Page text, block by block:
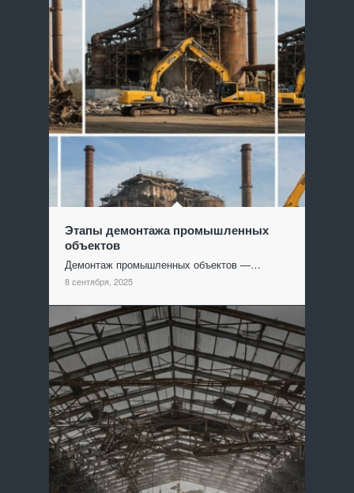
Этапы демонтажа промышленных
объектов
Демонтаж промышленных объектов —…
8 сентября, 2025